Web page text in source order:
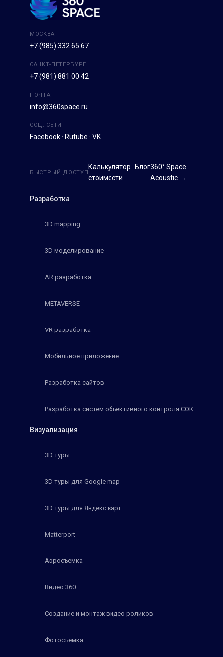
МОСКВА
+7 (985) 332 65 67
САНКТ-ПЕТЕРБУРГ
+7 (981) 881 00 42
ПОЧТА
info@360space.ru
СОЦ. СЕТИ
Facebook · Rutube · VK
Разработка
3D mapping
3D моделирование
AR разработка
METAVERSE
VR разработка
Мобильное приложение
Разработка сайтов
Разработка систем объективного контроля СОК
Визуализация
3D туры
3D туры для Google map
3D туры для Яндекс карт
Matterport
Аэросъемка
Видео 360
Создание и монтаж видео роликов
Фотосъемка
БЫСТРЫЙ ДОСТУП
Калькулятор
стоимости
Блог360° Space
Acoustic →